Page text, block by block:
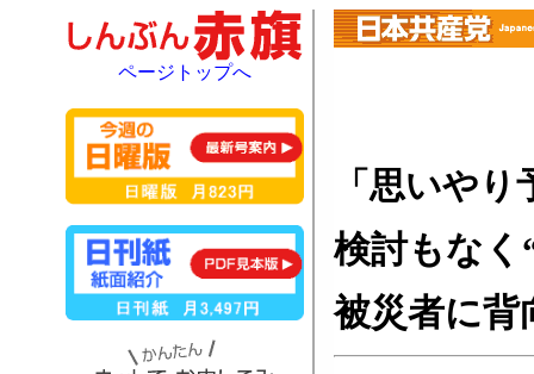
「思いや
検討もなく
被災者に背
ページトップへ